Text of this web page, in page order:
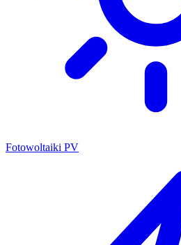
Fotowoltaiki PV